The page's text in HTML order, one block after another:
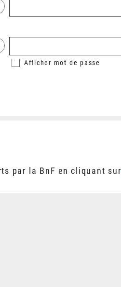
Afficher mot de passe
par la BnF en cliquant sur